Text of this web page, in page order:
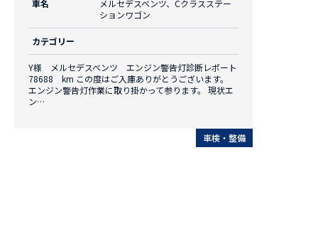
車名
メルセデスベンツ、Cクラスステー
ションワゴン
カテゴリー
Y様 メルセデスベンツ エンジン警告灯診断レポート
78688 km この度はご入庫ありがとうございます。
エンジン警告灯作業に取り掛かって参ります。 現状エ
ン…
車検・整備